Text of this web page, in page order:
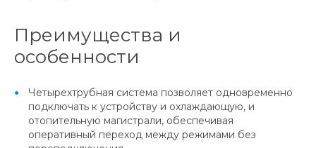
Преимущества и
особенности
Четырехтрубная система позволяет одновременно
подключать к устройству и охлаждающую, и
отопительную магистрали, обеспечивая
оперативный переход между режимами без